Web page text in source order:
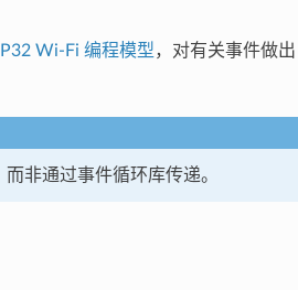
Wi-Fi 编程模型，对有关事件做出
非通过事件循环库传递。